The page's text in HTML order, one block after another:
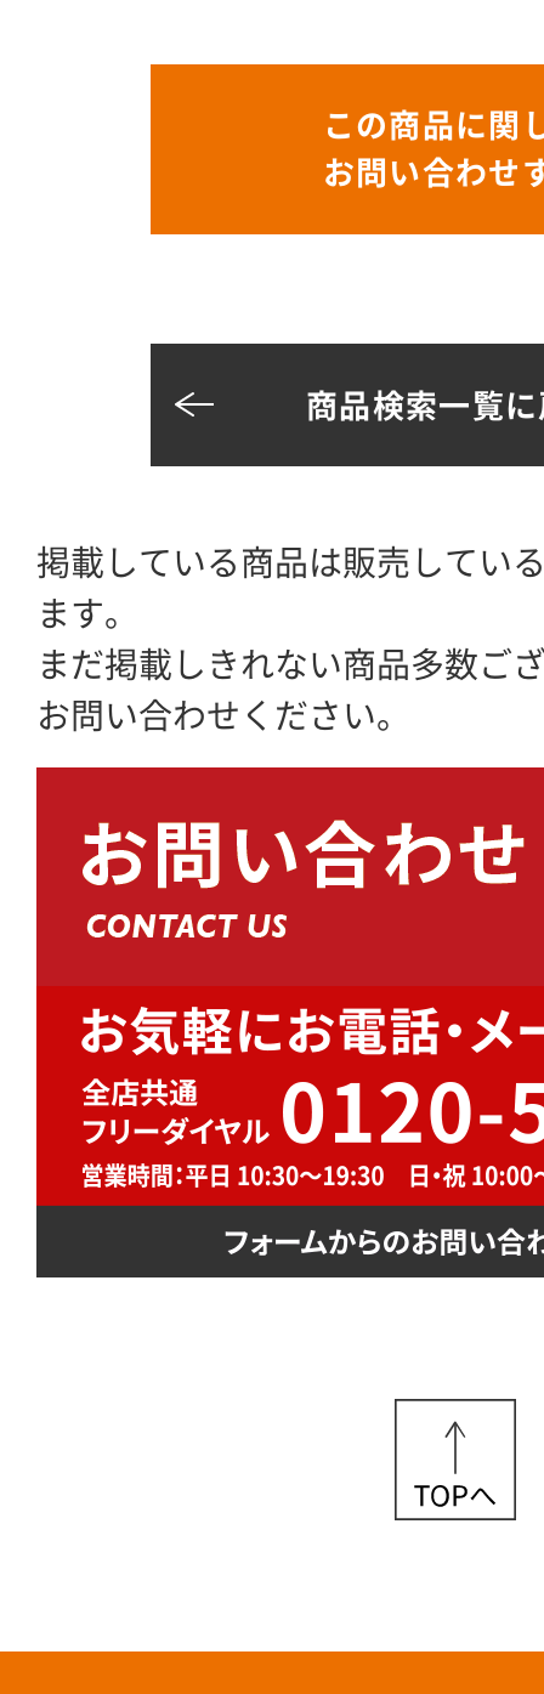
この商品に関
お問い合わせ
商品検索一覧
掲載している商品は販売してい
ます。
まだ掲載しきれない商品多数ご
お問い合わせください。